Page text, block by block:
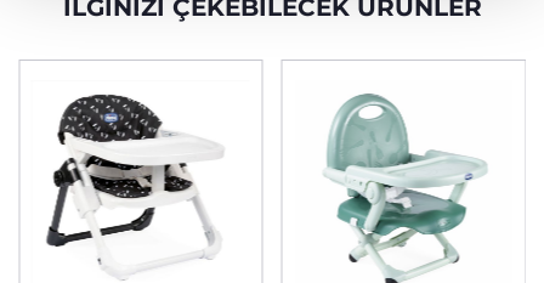
İLGINIZI ÇEKEBILECEK ÜRÜNLER